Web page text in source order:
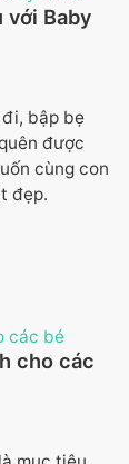
với Baby
bập bẹ
được
cùng con
đẹp.
cho các